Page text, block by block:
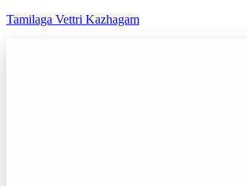
Tamilaga Vettri Kazhagam